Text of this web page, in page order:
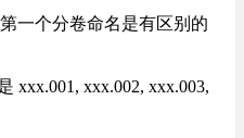
一个分卷命名是有区别的
xxx.001, xxx.002, xxx.003,